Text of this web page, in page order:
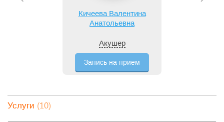
Кичеева Валентина
Анатольевна
Акушер
Запись на прием
Услуги (10)